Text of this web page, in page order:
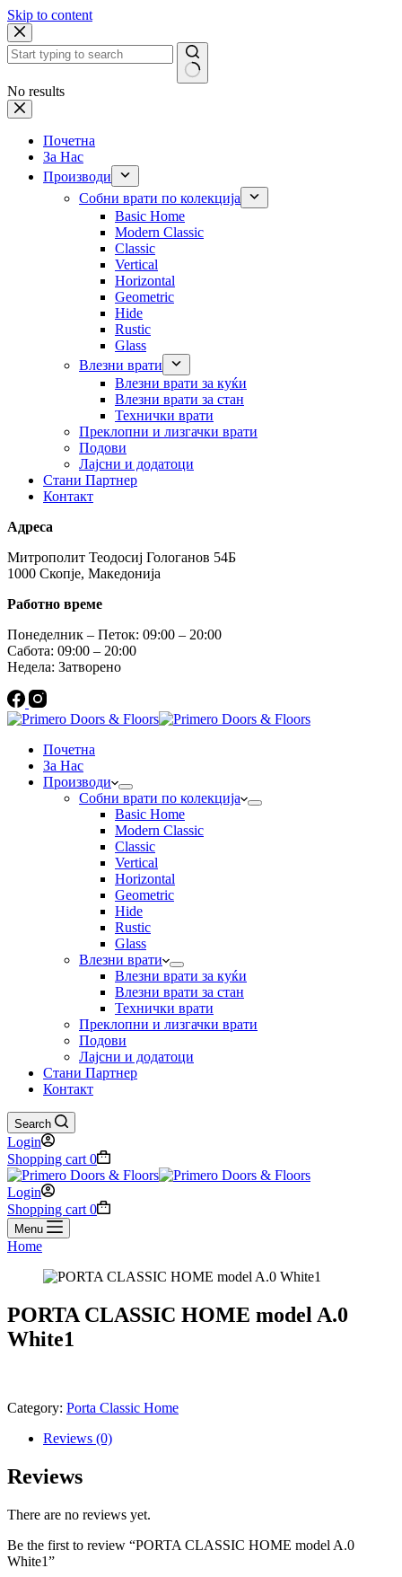
Skip to content
No results
Почетна
За Нас
Производи
Собни врати по колекција
Basic Home
Modern Classic
Classic
Vertical
Horizontal
Geometric
Hide
Rustic
Glass
Влезни врати
Влезни врати за куќи
Влезни врати за стан
Технички врати
Преклопни и лизгачки врати
Подови
Лајсни и додатоци
Стани Партнер
Контакт
Адреса
Митрополит Теодосиј Гологанов 54Б
1000 Скопје, Македонија
Работно време
Понеделник – Петок: 09:00 – 20:00
Сабота: 09:00 – 20:00
Недела: Затворено
Почетна
За Нас
Производи
Собни врати по колекција
Basic Home
Modern Classic
Classic
Vertical
Horizontal
Geometric
Hide
Rustic
Glass
Влезни врати
Влезни врати за куќи
Влезни врати за стан
Технички врати
Преклопни и лизгачки врати
Подови
Лајсни и додатоци
Стани Партнер
Контакт
Search
Login
Shopping cart 0
Login
Shopping cart 0
Menu
Home
PORTA CLASSIC HOME model A.0
White1
Category: Porta Classic Home
Reviews (0)
Reviews
There are no reviews yet.
Be the first to review “PORTA CLASSIC HOME model A.0
White1”